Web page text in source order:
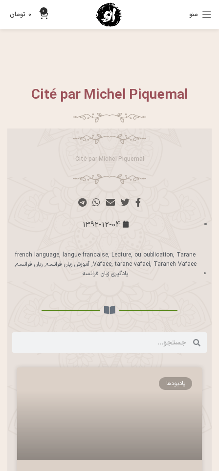
منو 0
0 تومان
Cité par Michel Piquemal
Cité par Michel Piquemal
1392-12-04
french language, langue francaise, Lecture, ou oublication, Tarane
Vafaee,tarane vafaei, Taraneh Vafaee
,آموزش زبان فرانسه,زبان فرانسه,
یادگیری زبان فرانسه
یادبودها